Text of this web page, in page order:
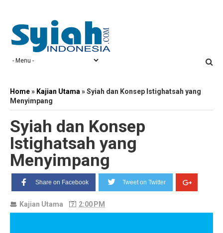
Home» Kajian Utama »Syiah dan Konsep Istighatsah yang
Menyimpang
Syiah dan Konsep
Istighatsah yang
Menyimpang
Share on Facebook Tweet on Twitter
Kajian Utama 2:00 PM